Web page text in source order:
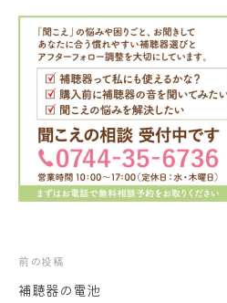
投
前の投稿
補聴器の電池